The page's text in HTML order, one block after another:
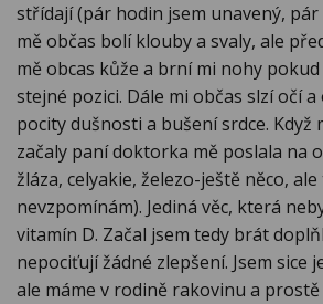
střídají (pár hodin jsem unavený,
mě občas bolí klouby a svaly, ale
mě obcas kůže a brní mi nohy
stejné pozici. Dále mi občas slzí očí a
pocity dušnosti a bušení srdce.
začaly paní doktorka mě poslala na
žláza, celyakie, železo-ještě něco,
nevzpomínám). Jediná věc, která
vitamín D. Začal jsem tedy brát
nepociťují žádné zlepšení. Jsem sice
ale máme v rodině rakovinu a prostě